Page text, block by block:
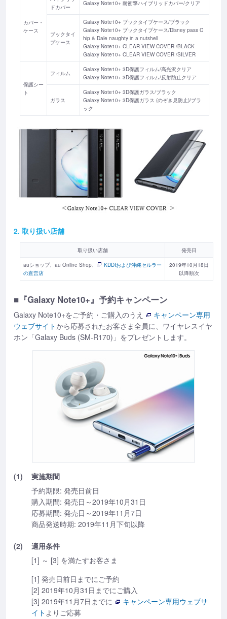
カバー・
ケース
ドカバー
Galaxy Note10+ 耐衝撃ハイブリッドカバー/クリア
ブックタイ
プケース
Galaxy Note10+ ブックタイプケース/ブラック
Galaxy Note10+ ブックタイプケース/Disney pass C
hip & Dale naughty in a nutshell
Galaxy Note10+ CLEAR VIEW COVER /BLACK
Galaxy Note10+ CLEAR VIEW COVER /SILVER
保護シー
ト
フィルム
Galaxy Note10+ 3D保護フィルム/高光沢クリア
Galaxy Note10+ 3D保護フィルム/反射防止クリア
ガラス
Galaxy Note10+ 3D保護ガラス/ブラック
Galaxy Note10+ 3D保護ガラス (のぞき見防止)/ブラ
ック
2. 取り扱い店舗
取り扱い店舗 発売日
auショップ、au Online Shop、
KDDIおよび沖縄セルラー
の直営店
2019年10月18日
以降順次
■『Galaxy Note10+』予約キャンペーン
Galaxy Note10+をご予約・ご購入のうえ
キャンペーン専用
ウェブサイトから応募されたお客さま全員に、ワイヤレスイヤ
ホン「Galaxy Buds (SM-R170)」をプレゼントします。
(1)
実施期間
予約期限: 発売日前日
購入期間: 発売日～2019年10月31日
応募期間: 発売日～2019年11月7日
商品発送時期: 2019年11月下旬以降
(2)
適用条件
[1] ～ [3] を満たすお客さま
[1] 発売日前日までにご予約
[2] 2019年10月31日までにご購入
[3] 2019年11月7日までに
キャンペーン専用ウェブサ
イト よりご応募